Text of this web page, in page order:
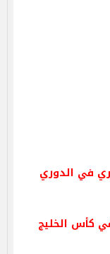
في الدوري
كأس الخليج